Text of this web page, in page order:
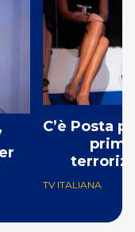
C’è Posta
TV ITALIANA